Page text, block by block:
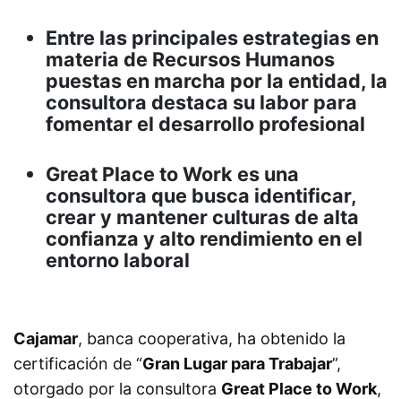
Entre las principales estrategias en
materia de Recursos Humanos
puestas en marcha por la entidad, la
consultora destaca su labor para
fomentar el desarrollo profesional
Great Place to Work es una
consultora que busca identificar,
crear y mantener culturas de alta
confianza y alto rendimiento en el
entorno laboral
Cajamar, banca cooperativa, ha obtenido la
certificación de “Gran Lugar para Trabajar”,
otorgado por la consultora Great Place to Work,